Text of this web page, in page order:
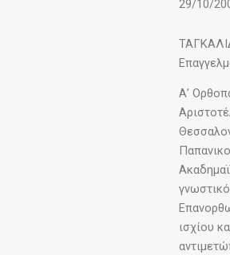
29/10/
Α’
ισχίου